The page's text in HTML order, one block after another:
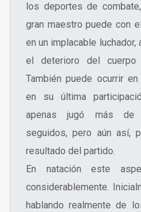
los deportes de
gran maestro puede con
en un implacable luchador,
el deterioro del cuerpo
También puede ocurrir
en su última
apenas jugó más de
seguidos, pero aún así,
resultado del partido.
En natación este
considerablemente.
hablando realmente de